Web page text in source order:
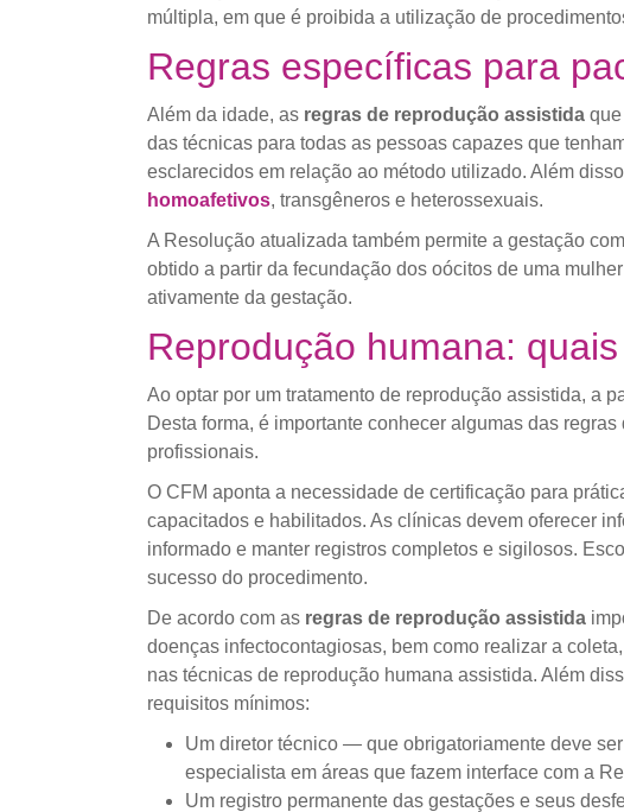
múltipla, em que é proibida a utilização de
Regras específicas para
Além da idade, as regras de reprodução assistida
das técnicas para todas as pessoas capazes que
esclarecidos em relação ao método utilizado. Além
homoafetivos, transgêneros e heterossexuais.
A Resolução atualizada também permite a gestação
obtido a partir da fecundação dos oócitos de uma
ativamente da gestação.
Reprodução humana:
Ao optar por um tratamento de reprodução assistida, a
Desta forma, é importante conhecer algumas das
profissionais.
O CFM aponta a necessidade de certificação para
capacitados e habilitados. As clínicas devem oferecer
informado e manter registros completos e sigilosos.
sucesso do procedimento.
De acordo com as regras de reprodução assistida
doenças infectocontagiosas, bem como realizar a
nas técnicas de reprodução humana assistida. Além
requisitos mínimos:
Um diretor técnico — que obrigatoriamente deve
especialista em áreas que fazem interface com a
Um registro permanente das gestações e seus